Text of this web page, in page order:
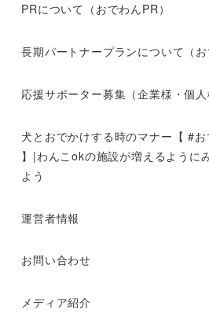
PRについて（おでわんPR）
長期パートナープランについて（お
応援サポーター募集（企業様・個人
犬とおでかけする時のマナー【 #
】|わんこokの施設が増えるように
よう
運営者情報
お問い合わせ
メディア紹介